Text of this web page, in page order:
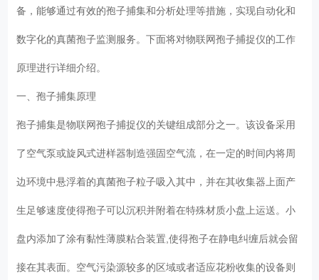
备，能够通过有效的孢子捕集和分析处理等措施，实现自动化和
数字化的真菌孢子监测服务。下面将对物联网孢子捕捉仪的工作
原理进行详细介绍。
一、孢子捕集原理
孢子捕集是物联网孢子捕捉仪的关键组成部分之一。该设备采用
了空气泵或旋风式进样器制造强固空气流，在一定的时间内将周
边环境中悬浮着的真菌孢子粒子吸入其中，并在其收集器上面产
生足够速度使得孢子可以沉积并附着在特殊材质小盘上运送。小
盘内添加了涂有黏性薄膜粘合装置,使得孢子在静电纠缠后就会留
接在其表面。空气污染源较多的区域或者适应花粉收集的设备则